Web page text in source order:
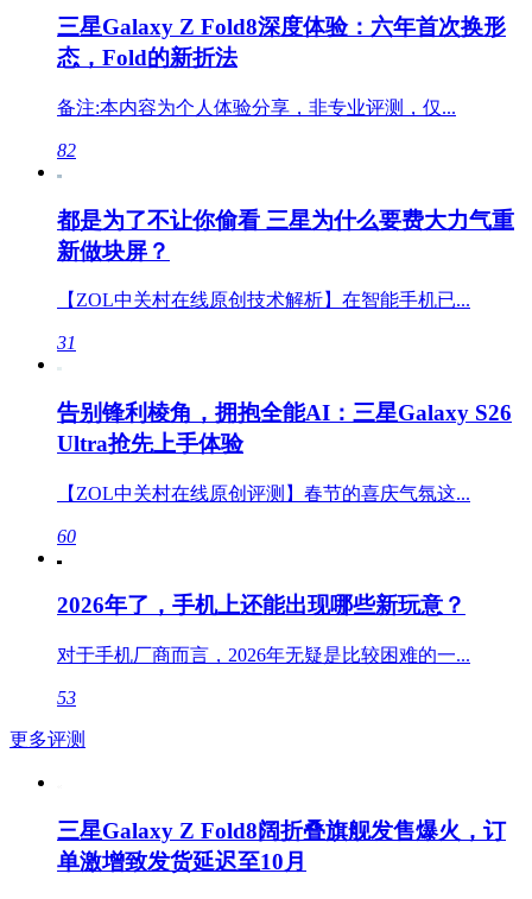
三星Galaxy Z Fold8深度体验：六年首次换形
态，Fold的新折法
备注:本内容为个人体验分享，非专业评测，仅...
82
都是为了不让你偷看 三星为什么要费大力气重
新做块屏？
【ZOL中关村在线原创技术解析】在智能手机已...
31
告别锋利棱角，拥抱全能AI：三星Galaxy S26
Ultra抢先上手体验
【ZOL中关村在线原创评测】春节的喜庆气氛这...
60
2026年了，手机上还能出现哪些新玩意？
对于手机厂商而言，2026年无疑是比较困难的一...
53
更多评测
三星Galaxy Z Fold8阔折叠旗舰发售爆火，订
单激增致发货延迟至10月